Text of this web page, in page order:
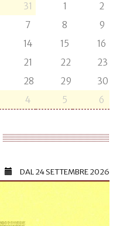
31 1
2
7 8
9
14 15
16
21 22
23
28 29
30
4 5 6
DAL24 SETTEMBRE 2026